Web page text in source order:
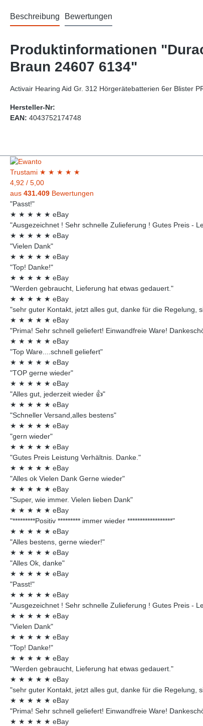
Beschreibung Bewertungen
Produktinformationen
Braun 24607 6134"
Activair Hearing Aid Gr. 312 Hörgerätebatterien 6er Blister
Hersteller-Nr:
EAN: 4043752174748
Trustami ★ ★ ★ ★ ★
4,92 / 5,00
aus 431.409 Bewertungen
"Passt!"
★ ★ ★ ★ ★ eBay
"Ausgezeichnet ! Sehr schnelle Zulieferung ! Gutes Preis -
★ ★ ★ ★ ★ eBay
"Vielen Dank"
★ ★ ★ ★ ★ eBay
"Top! Danke!"
★ ★ ★ ★ ★ eBay
"Werden gebraucht, Lieferung hat etwas gedauert."
★ ★ ★ ★ ★ eBay
"sehr guter Kontakt, jetzt alles gut, danke für die Regelung,
★ ★ ★ ★ ★ eBay
"Prima! Sehr schnell geliefert! Einwandfreie Ware!
★ ★ ★ ★ ★ eBay
"Top Ware....schnell geliefert"
★ ★ ★ ★ ★ eBay
"TOP gerne wieder"
★ ★ ★ ★ ★ eBay
"Alles gut, jederzeit wieder 👍"
★ ★ ★ ★ ★ eBay
"Schneller Versand,alles bestens"
★ ★ ★ ★ ★ eBay
"gern wieder"
★ ★ ★ ★ ★ eBay
"Gutes Preis Leistung Verhältnis. Danke."
★ ★ ★ ★ ★ eBay
"Alles ok Vielen Dank Gerne wieder"
★ ★ ★ ★ ★ eBay
"Super, wie immer. Vielen lieben Dank"
★ ★ ★ ★ ★ eBay
"*********Positiv ********* immer wieder ******************"
★ ★ ★ ★ ★ eBay
"Alles bestens, gerne wieder!"
★ ★ ★ ★ ★ eBay
"Alles Ok, danke"
★ ★ ★ ★ ★ eBay
"Passt!"
★ ★ ★ ★ ★ eBay
"Ausgezeichnet ! Sehr schnelle Zulieferung ! Gutes Preis -
★ ★ ★ ★ ★ eBay
"Vielen Dank"
★ ★ ★ ★ ★ eBay
"Top! Danke!"
★ ★ ★ ★ ★ eBay
"Werden gebraucht, Lieferung hat etwas gedauert."
★ ★ ★ ★ ★ eBay
"sehr guter Kontakt, jetzt alles gut, danke für die Regelung,
★ ★ ★ ★ ★ eBay
"Prima! Sehr schnell geliefert! Einwandfreie Ware!
★ ★ ★ ★ ★ eBay